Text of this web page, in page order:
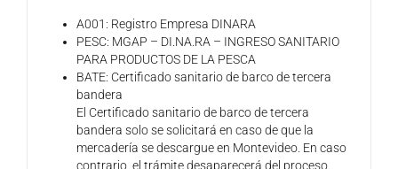
A001: Registro Empresa DINARA
PESC: MGAP – DI.NA.RA – INGRESO SANITARIO
PARA PRODUCTOS DE LA PESCA
BATE: Certificado sanitario de barco de tercera
bandera
El Certificado sanitario de barco de tercera
bandera solo se solicitará en caso de que la
mercadería se descargue en Montevideo. En caso
contrario, el trámite desaparecerá del proceso.